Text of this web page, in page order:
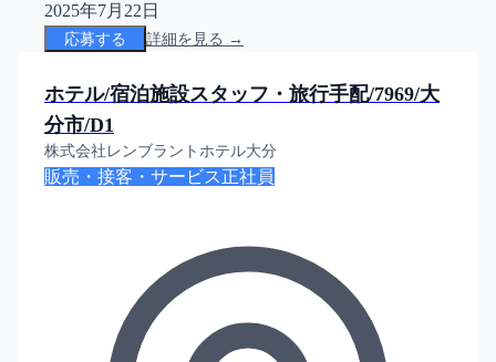
2025年7月22日
応募する 詳細を見る →
ホテル/宿泊施設スタッフ・旅行手配/7969/大
分市/D1
株式会社レンブラントホテル大分
販売・接客・サービス 正社員